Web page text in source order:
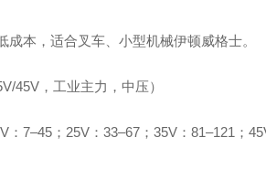
成本，适合叉车、小型机械伊顿威格士。
45V，工业主力，中压）
：7–45；25V：33–67；35V：81–121；